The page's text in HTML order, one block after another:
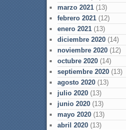
marzo 2021(13)
febrero 2021(12)
enero 2021(13)
diciembre 2020(14)
noviembre 2020(12)
octubre 2020(14)
septiembre 2020(13)
agosto 2020(13)
julio 2020(13)
junio 2020(13)
mayo 2020(13)
abril 2020(13)